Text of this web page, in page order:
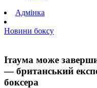
Адмінка
Новини боксу
Ітаума може
— британський
боксера